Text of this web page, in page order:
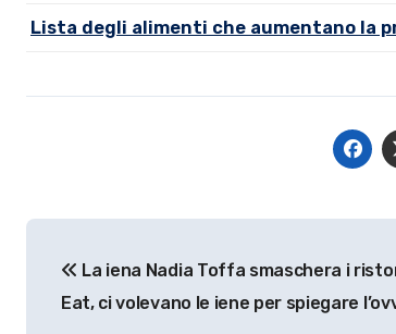
Lista degli alimenti che aumentano la
articoli
La iena Nadia Toffa smaschera i
Eat, ci volevano le iene per spiegare